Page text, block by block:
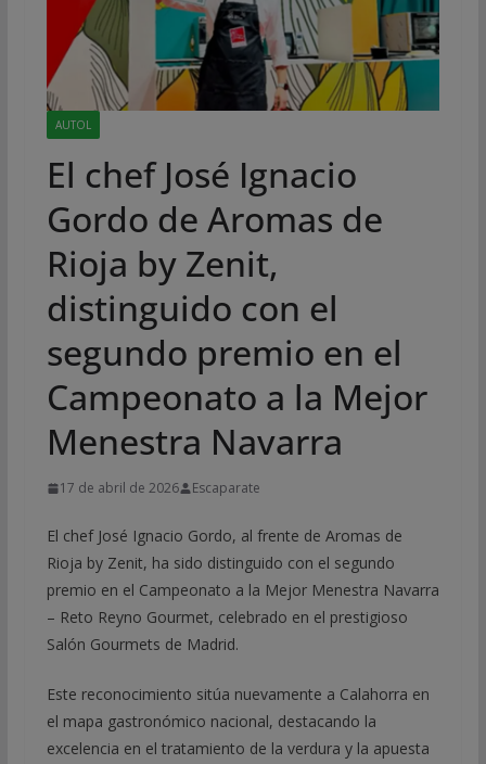
AUTOL
El chef José Ignacio
Gordo de Aromas de
Rioja by Zenit,
distinguido con el
segundo premio en el
Campeonato a la Mejor
Menestra Navarra
17 de abril de 2026 Escaparate
El chef José Ignacio Gordo, al frente de Aromas de
Rioja by Zenit, ha sido distinguido con el segundo
premio en el Campeonato a la Mejor Menestra Navarra
– Reto Reyno Gourmet, celebrado en el prestigioso
Salón Gourmets de Madrid.
Este reconocimiento sitúa nuevamente a Calahorra en
el mapa gastronómico nacional, destacando la
excelencia en el tratamiento de la verdura y la apuesta